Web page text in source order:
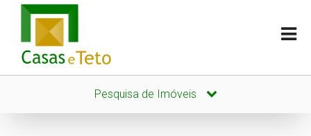
Pesquisa de Imóveis